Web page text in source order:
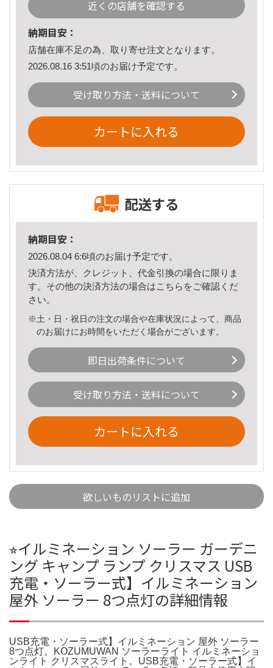
近くの店舗を確認する
納期目安：
店舗在庫不足の為、取り寄せ注文となります。
2026.08.16 3:51頃のお届け予定です。
受け取り方法・送料について
カートに入れる
配送する
納期目安：
2026.08.04 6:6頃のお届け予定です。
決済方法が、クレジット、代金引換の場合に限りま
す。その他の決済方法の場合はこちら をご確認くだ
さい。
※土・日・祝日の注文の場合や在庫状況によって、商品
のお届けにお時間をいただく場合がございます。
即日出荷条件について
受け取り方法・送料について
カートに入れる
欲しいものリストに追加
⭐︎イルミネーション ソーラー ガーデニ
ング キャンプ ランプ クリスマス USB
充電・ソーラー式】イルミネーション
屋外 ソーラー 8つ点灯の詳細情報
USB充電・ソーラー式】イルミネーション 屋外 ソーラー
8つ点灯。KOZUMUWAN ソーラーライト イルミネーショ
ンライト クリスマスライト。USB充電・ソーラー式】イ